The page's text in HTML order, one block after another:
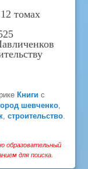
томах
Книги с
шевченко,
,строительство.
образовательный
для поиска.